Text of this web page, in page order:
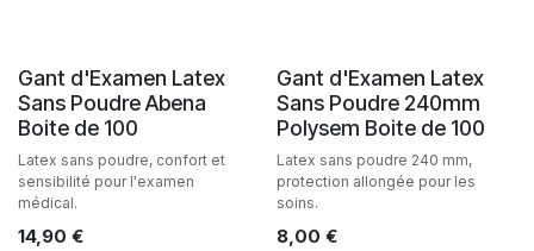
Gant d'Examen Latex
Sans Poudre Abena
Boite de 100
Latex sans poudre, confort et
sensibilité pour l'examen
médical.
14,90 €
Gant d'Examen Latex
Sans Poudre 240mm
Polysem Boite de 100
Latex sans poudre 240 mm,
protection allongée pour les
soins.
8,00 €